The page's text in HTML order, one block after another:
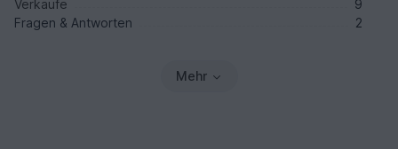
Verkäufe
9
Fragen & Antworten
2
Mehr